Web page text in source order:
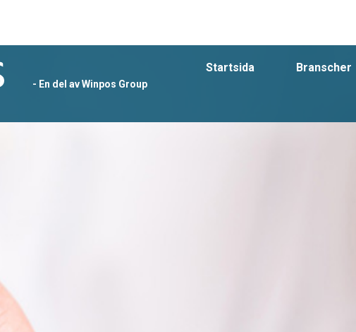
- En del av Winpos Group
Startsida Branscher